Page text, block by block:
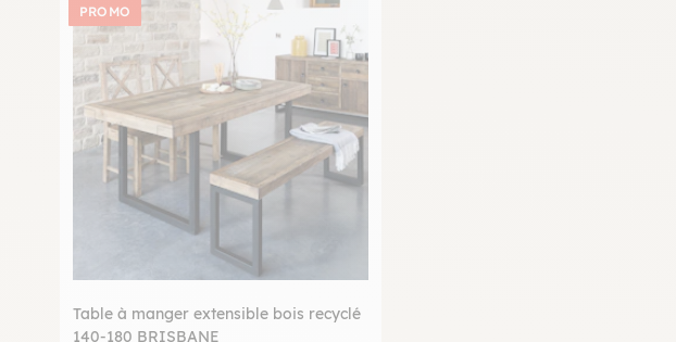
PROMO
Table à manger extensible bois recyclé
140-180 BRISBANE